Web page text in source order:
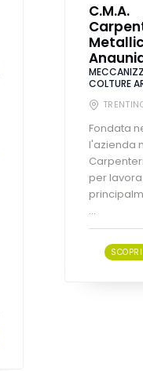
C.M.A.
COLTURE
Fondata
l'azienda
per
...